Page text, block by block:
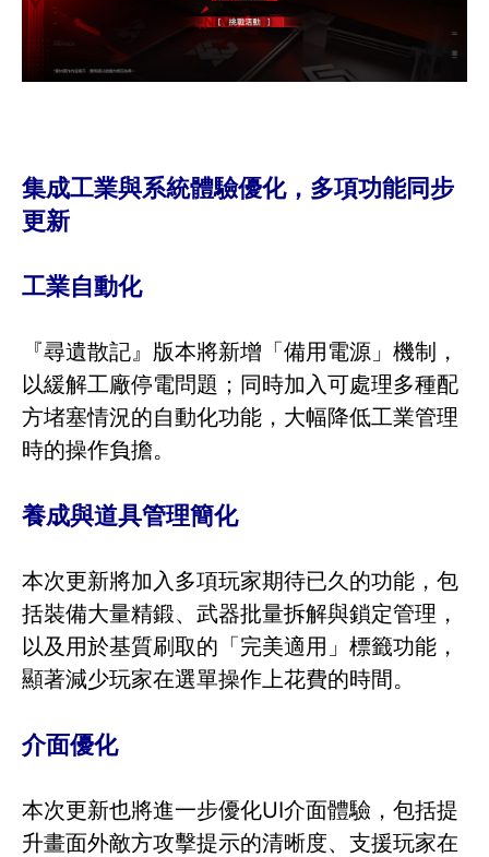
集成工業與系統體驗優化，多項功能同步
更新
工業自動化
『尋遺散記』版本將新增「備用電源」機制，
以緩解工廠停電問題；同時加入可處理多種配
方堵塞情況的自動化功能，大幅降低工業管理
時的操作負擔。
養成與道具管理簡化
本次更新將加入多項玩家期待已久的功能，包
括裝備大量精鍛、武器批量拆解與鎖定管理，
以及用於基質刷取的「完美適用」標籤功能，
顯著減少玩家在選單操作上花費的時間。
介面優化
本次更新也將進一步優化UI介面體驗，包括提
升畫面外敵方攻擊提示的清晰度、支援玩家在